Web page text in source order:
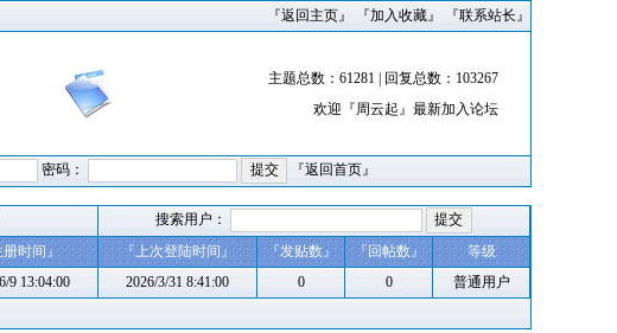
『返回主页』 『加入收藏』 『联系站长』
主题总数：61281 | 回复总数：103267
欢迎『周云起』最新加入论坛
密码： 『返回首页』
搜索用户：
册时间 』 『上次登陆时间 』 『发贴数 』 『 回帖数 』
等级
9 13:04:00 2026/3/31 8:41:00 0 0 普通用户